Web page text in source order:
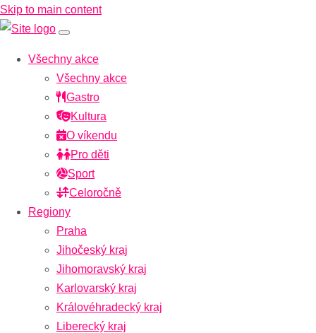
Skip to main content
Všechny akce
Všechny akce
Gastro
Kultura
O víkendu
Pro děti
Sport
Celoročně
Regiony
Praha
Jihočeský kraj
Jihomoravský kraj
Karlovarský kraj
Královéhradecký kraj
Liberecký kraj